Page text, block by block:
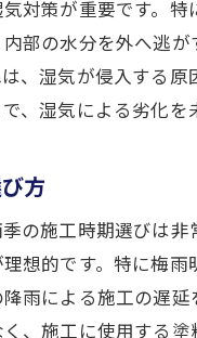
プロ
対策が重要です。
部の水分を外へ逃
、湿気が侵入する
、湿気による劣化を
方
の施工時期選びは
想的です。特に梅
雨による施工の遅
、施工に使用する塗